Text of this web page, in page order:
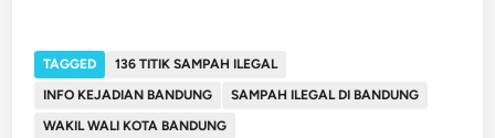
TAGGED
136 TITIK SAMPAH ILEGAL
INFO KEJADIAN BANDUNG
SAMPAH ILEGAL DI BANDUNG
WAKIL WALI KOTA BANDUNG